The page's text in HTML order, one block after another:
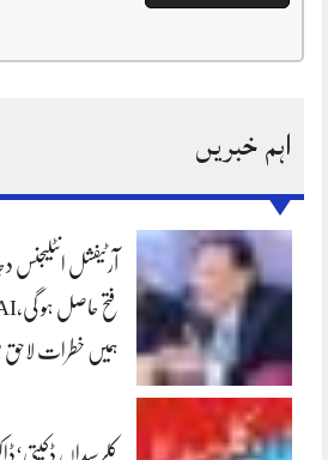
اہم خبریں
آرٹیفشل
ہمیں خطرات لاحق